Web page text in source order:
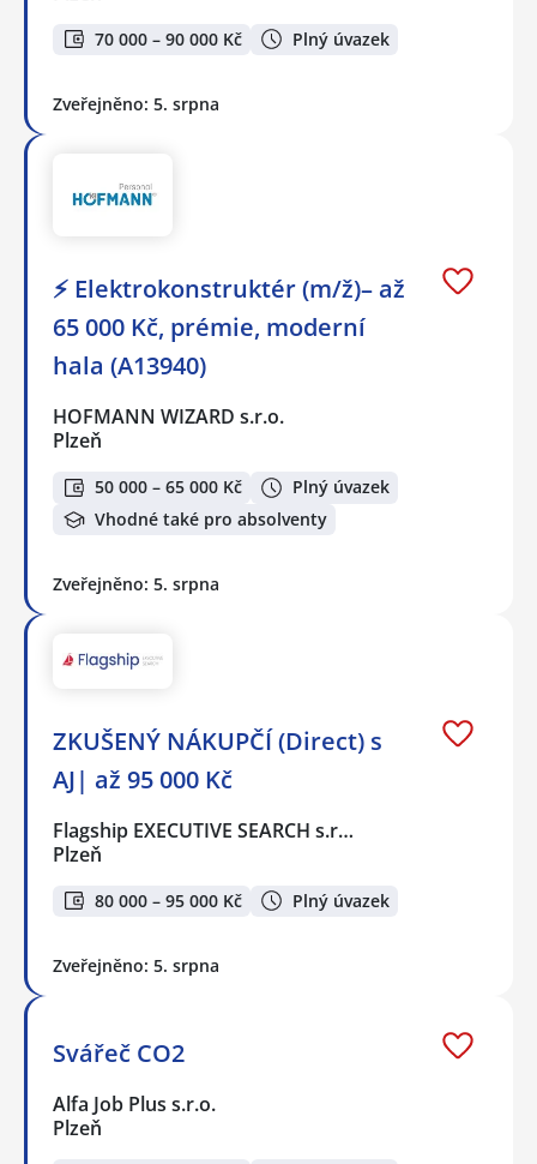
70 000 – 90 000 Kč Plný úvazek
Zveřejněno: 5. srpna
⚡ Elektrokonstruktér (m/ž)– až
65 000 Kč, prémie, moderní
hala (A13940)
HOFMANN WIZARD s.r.o.
Plzeň
50 000 – 65 000 Kč
Plný úvazek
Vhodné také pro absolventy
Zveřejněno: 5. srpna
ZKUŠENÝ NÁKUPČÍ (Direct) s
AJ| až 95 000 Kč
Flagship EXECUTIVE SEARCH s.r…
Plzeň
80 000 – 95 000 Kč Plný úvazek
Zveřejněno: 5. srpna
Svářeč CO2
Alfa Job Plus s.r.o.
Plzeň